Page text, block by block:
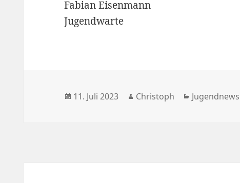
Fabian Eisenmann
Jugendwarte
Veröffentlicht
11. Juli 2023 Autor
Christoph Kategorien
Jugendnews